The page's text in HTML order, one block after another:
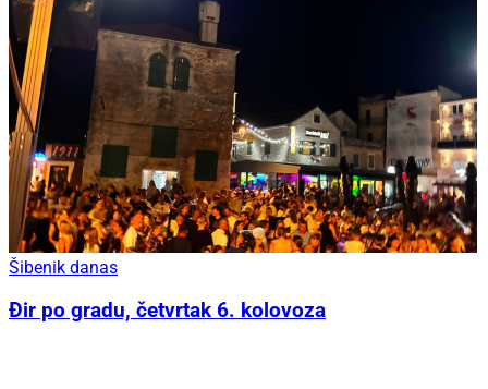
Šibenik danas
Đir po gradu, četvrtak 6. kolovoza